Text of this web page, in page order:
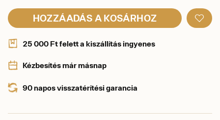
HOZZÁADÁS A KOSÁRHOZ
25 000 Ft felett a kiszállítás ingyenes
Kézbesítés már másnap
90 napos visszatérítési garancia